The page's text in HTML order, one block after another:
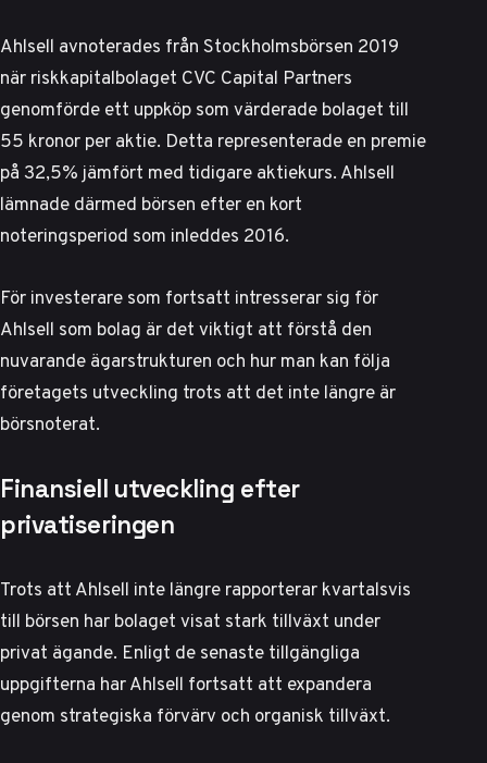
Ahlsell avnoterades från Stockholmsbörsen 2019
när riskkapitalbolaget CVC Capital Partners
genomförde ett uppköp som värderade bolaget till
55 kronor per aktie. Detta representerade en premie
på 32,5% jämfört med tidigare aktiekurs.Ahlsell
lämnade därmed börsen efter en kort
noteringsperiod som inleddes 2016.
För investerare som fortsatt intresserar sig för
Ahlsell som bolag är det viktigt att förstå den
nuvarande ägarstrukturen och hur man kan följa
företagets utveckling trots att det inte längre är
börsnoterat.
Finansiell utveckling efter
privatiseringen
Trots att Ahlsell inte längre rapporterar kvartalsvis
till börsen har bolaget visat stark tillväxt under
privat ägande. Enligt de senaste tillgängliga
uppgifterna har Ahlsell fortsatt att expandera
genom strategiska förvärv och organisk tillväxt.